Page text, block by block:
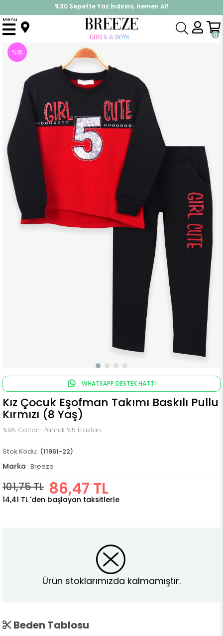
%30 Sepette Yaz İndirimi, Hemen Al!
İndirimlere ek %10 İndirimi Kap, Hemen Üye Ol!
0
Menu
Anasayfa Takımlar Eşofman Takımı Kız Çocuk Eşofman Takımı Baskılı Pullu Kırmızı (8 Yaş)
%15
WHATSAPP DESTEK HATTI
Kız Çocuk Eşofman Takımı Baskılı Pullu
Kırmızı (8 Yaş)
%95 Cotton-Pamuk %5 Elastan
(11961-22)
Marka : Breeze
101,75 TL 86,47 TL
14,41 TL 'den başlayan taksitlerle
Ürün stoklarımızda kalmamıştır.
Beden Tablosu